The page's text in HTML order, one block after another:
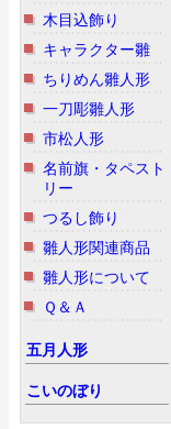
木目込飾り
キャラクター雛
ちりめん雛人形
一刀彫雛人形
市松人形
名前旗・タペスト
リー
つるし飾り
雛人形関連商品
雛人形について
Ｑ＆Ａ
五月人形
こいのぼり